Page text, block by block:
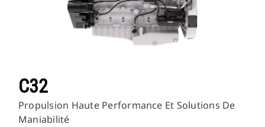
C32
Propulsion Haute Performance Et Solutions De
Maniabilité